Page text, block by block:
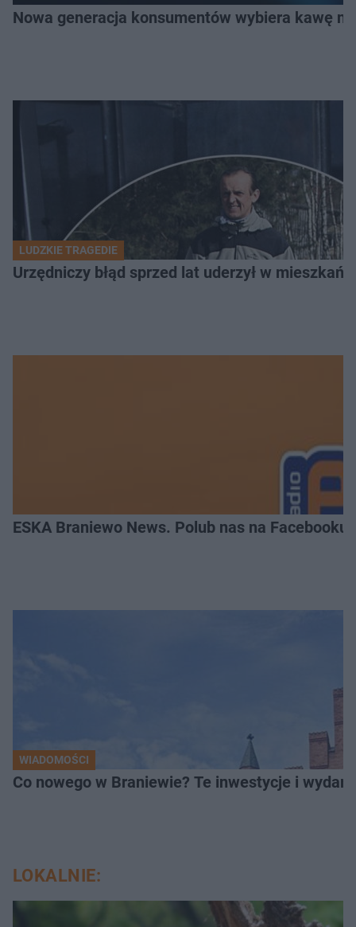
Nowa generacja konsumentów wybiera kawę
LUDZKIE TRAGEDIE
Urzędniczy błąd sprzed lat uderzył w
ESKA Braniewo News. Polub nas na Facebooku!
WIADOMOŚCI
Co nowego w Braniewie? Te inwestycje i
LOKALNIE: